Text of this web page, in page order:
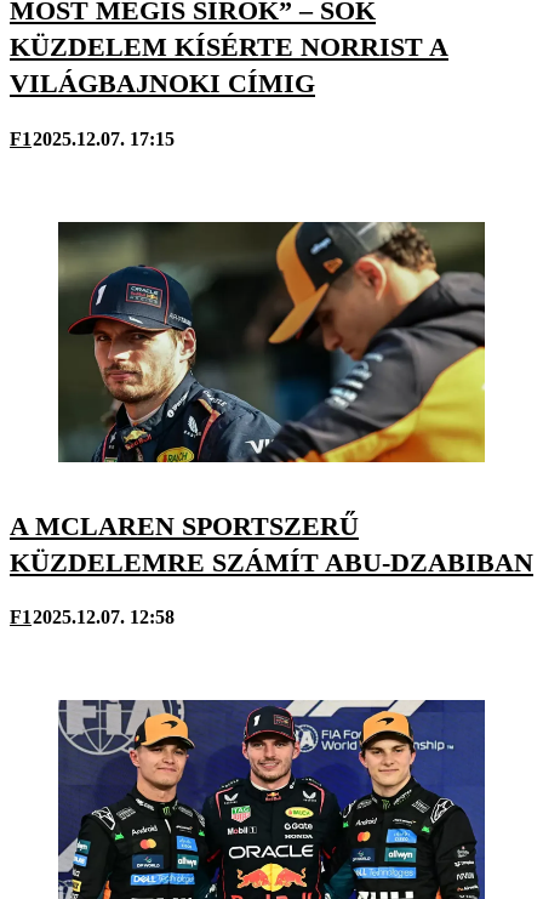
MOST MÉGIS SÍROK” – SOK
KÜZDELEM KÍSÉRTE NORRIST A
VILÁGBAJNOKI CÍMIG
F12025.12.07. 17:15
A MCLAREN SPORTSZERŰ
KÜZDELEMRE SZÁMÍT ABU-DZABIBAN
F12025.12.07. 12:58